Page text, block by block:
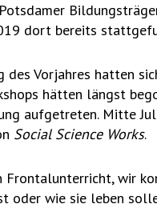
dort bereits
des Vorjahres hatten
hätten längst
aufgetreten. Mitte
Social Science Works.
Frontalunterricht, wir
oder wie sie leben